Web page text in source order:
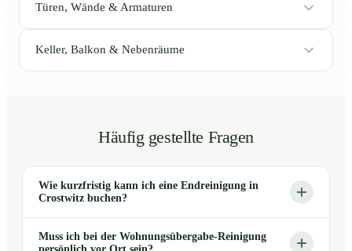
Türen, Wände & Armaturen
Keller, Balkon & Nebenräume
Häufig gestellte Fragen
Wie kurzfristig kann ich eine Endreinigung in
Crostwitz buchen?
Muss ich bei der Wohnungsübergabe-Reinigung